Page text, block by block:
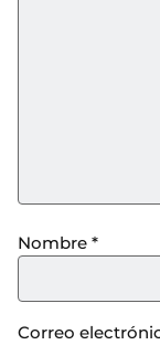
Nombre *
Correo